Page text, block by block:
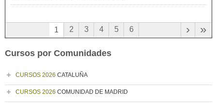
1 2 3 4 5 6 »
›
Cursos por Comunidades
CURSOS 2026 CATALUÑA
CURSOS 2026 COMUNIDAD DE MADRID